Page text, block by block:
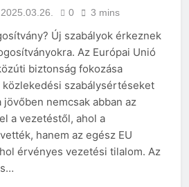
2025.03.26. 0 3 mins
Új szabályok érkeznek
Az Európai Unió
biztonság fokozása
szabálysértéseket
nemcsak abban az
a vezetéstől, ahol a
hanem az egész EU
érvényes vezetési tilalom. Az